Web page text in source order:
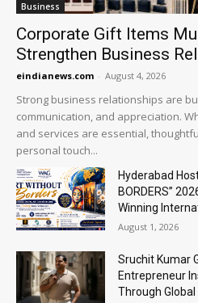
Business
Corporate Gift Items
Strengthen Business
eindianews.com - August 4, 2026
Strong business relationships are
communication, and appreciation.
and services are essential,
personal touch...
Hyderabad
BORDERS”
Winning
August 1, 2026
Sruchit Kumar
Entrepreneur
Through